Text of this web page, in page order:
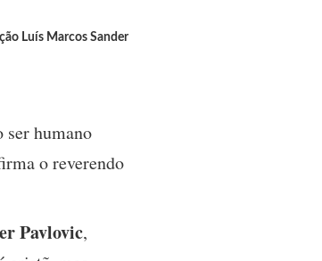
Luís Marcos Sander
ser humano
o reverendo
Pavlovic,